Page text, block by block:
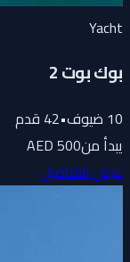
Yacht
بوك بوت 2
10ضيوف•
42قدم
يبدأ من500 AED
عرض التفاصيل